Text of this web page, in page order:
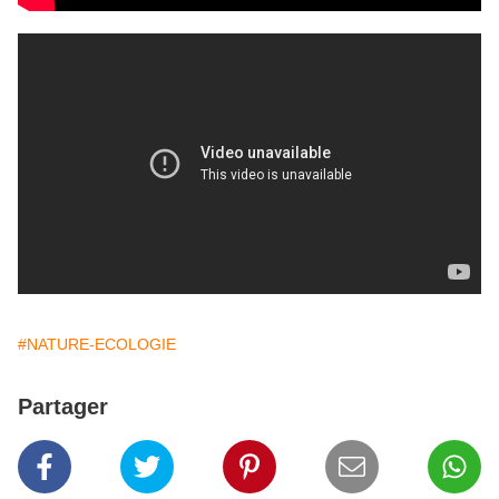
#NATURE-ECOLOGIE
Partager